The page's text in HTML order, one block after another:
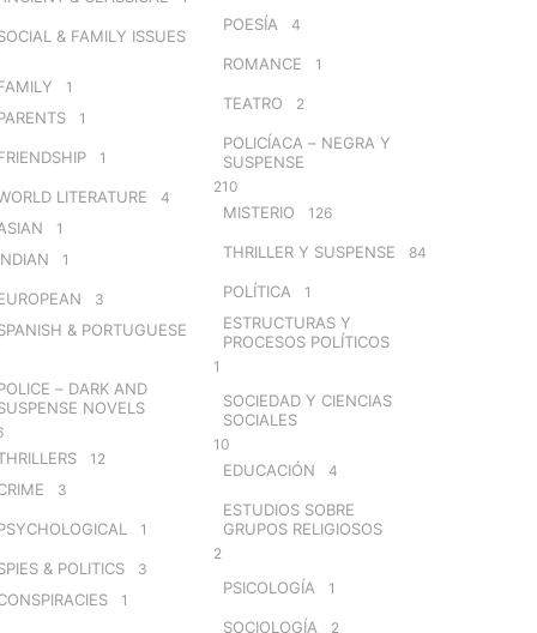
& FAMILY ISSUES
1
1
1
LITERATURE 4
1
1
3
& PORTUGUESE
– DARK AND
NOVELS
12
3
1
& POLITICS 3
1
POESÍA 4
ROMANCE 1
TEATRO 2
POLICÍACA – NEGRA Y
SUSPENSE
210
MISTERIO 126
THRILLER Y SUSPENSE 84
POLÍTICA 1
ESTRUCTURAS Y
PROCESOS POLÍTICOS
1
SOCIEDAD Y CIENCIAS
SOCIALES
10
EDUCACIÓN 4
ESTUDIOS SOBRE
GRUPOS RELIGIOSOS
2
PSICOLOGÍA 1
SOCIOLOGÍA 2